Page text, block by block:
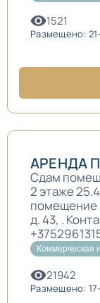
1521
Размещено:
АРЕНДА
Сдам
2 этаже
помещение
д. 43, .
Коммерческая
21942
Размещено: